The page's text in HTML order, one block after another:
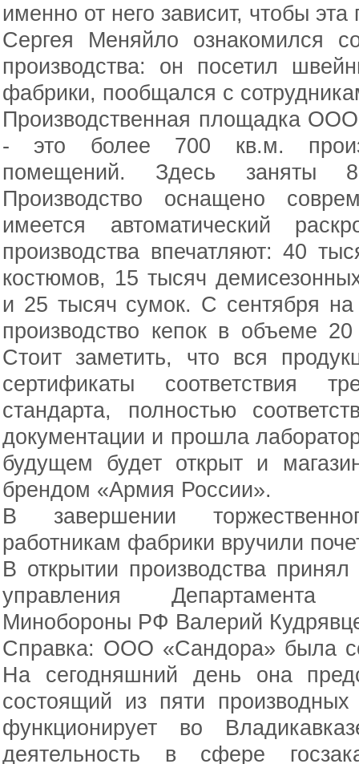
именно от него зависит, чтобы
Сергея Меняйло ознакомился
производства: он посетил
фабрики, пообщался с
Производственная площадка
- это более 700 кв.м.
помещений. Здесь заняты
Производство оснащено
имеется автоматический
производства впечатляют: 40
костюмов, 15 тысяч
и 25 тысяч сумок. С сентября
производство кепок в объеме
Стоит заметить, что вся
сертификаты соответствия
стандарта, полностью
документации и прошла
будущем будет открыт и
брендом «Армия России».
В завершении
работникам фабрики вручили
В открытии производства
управления Департамента
Минобороны РФ Валерий
Справка: ООО «Сандора» была
На сегодняшний день она
состоящий из пяти
функционирует во
деятельность в сфере